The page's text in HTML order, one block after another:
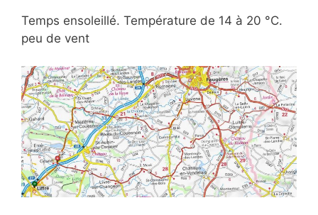
Temps ensoleillé. Température de 14 à 20 °C.
peu de vent